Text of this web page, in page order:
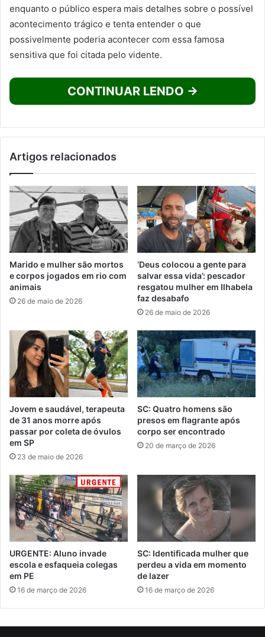
enquanto o público espera mais detalhes sobre o possível
acontecimento trágico e tenta entender o que
possivelmente poderia acontecer com essa famosa
sensitiva que foi citada pelo vidente.
CONTINUAR LENDO →
Artigos relacionados
Marido e mulher são mortos
e corpos jogados em rio com
animais
26 de maio de 2026
‘Deus colocou a gente para
salvar essa vida’: pescador
resgatou mulher em Ilhabela
faz desabafo
26 de maio de 2026
Jovem e saudável, terapeuta
de 31 anos morre após
passar por coleta de óvulos
em SP
23 de maio de 2026
SC: Quatro homens são
presos em flagrante após
corpo ser encontrado
20 de março de 2026
URGENTE: Aluno invade
escola e esfaqueia colegas
em PE
16 de março de 2026
SC: Identificada mulher que
perdeu a vida em momento
de lazer
16 de março de 2026